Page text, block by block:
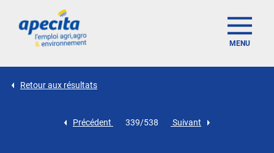
MENU
Retour aux résultats
Précédent 339/538 Suivant